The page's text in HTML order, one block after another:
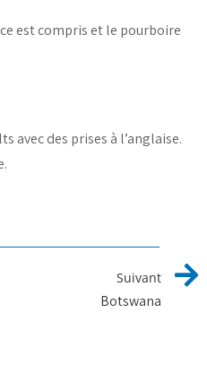
est compris et le pourboire
avec des prises à l’anglaise.
Suivant
Botswana